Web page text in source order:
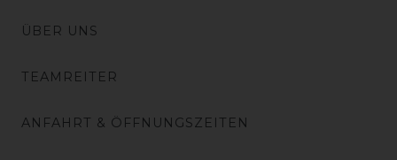
ÜBER UNS
TEAMREITER
ANFAHRT & ÖFFNUNGSZEITEN